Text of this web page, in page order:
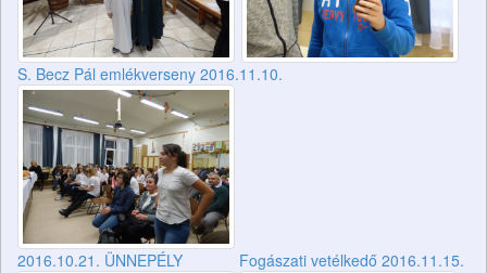
S. Becz Pál emlékverseny 2016.11.10.
2016.10.21. ÜNNEPÉLY Fogászati vetélkedő 2016.11.15.